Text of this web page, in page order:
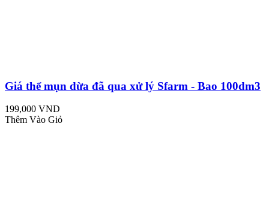
Giá thể mụn dừa đã qua xử lý Sfarm - Bao 100dm3
199,000 VND
Thêm Vào Giỏ